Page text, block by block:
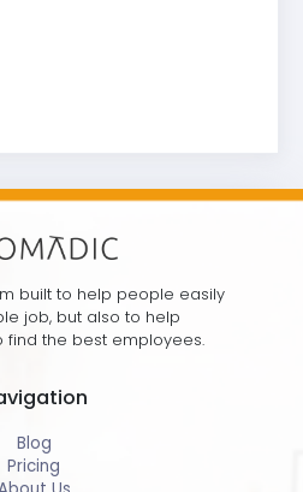
built to help people easily
job, but also to help
the best employees.
Blog
Pricing